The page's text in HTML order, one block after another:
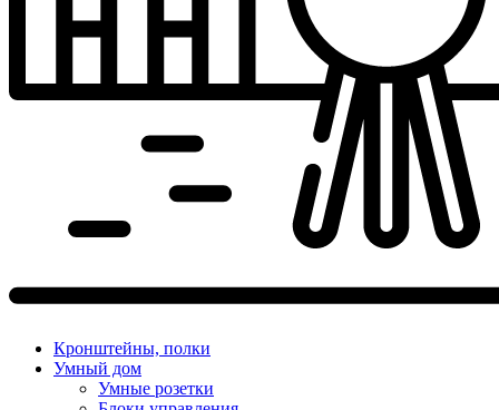
Кронштейны, полки
Умный дом
Умные розетки